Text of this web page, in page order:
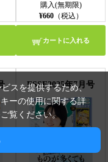
購入(無期限)
¥660（税込）
カートに入れる
ESSE2025年7月号
スを提供するため、
ーの使用に関する詳
ご覧ください。